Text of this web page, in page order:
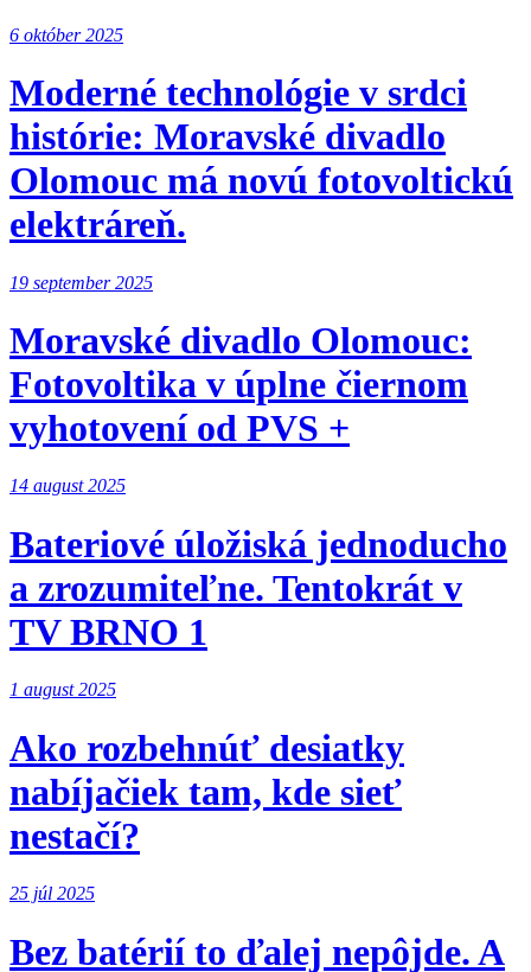
6 október 2025
Moderné technológie v srdci
histórie: Moravské divadlo
Olomouc má novú fotovoltickú
elektráreň.
19 september 2025
Moravské divadlo Olomouc:
Fotovoltika v úplne čiernom
vyhotovení od PVS +
14 august 2025
Bateriové úložiská jednoducho
a zrozumiteľne. Tentokrát v
TV BRNO 1
1 august 2025
Ako rozbehnúť desiatky
nabíjačiek tam, kde sieť
nestačí?
25 júl 2025
Bez batérií to ďalej nepôjde. A